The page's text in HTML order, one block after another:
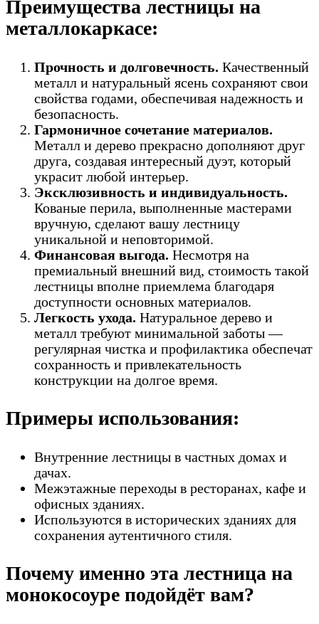
Преимущества лестницы на
металлокаркасе:
Прочность и долговечность. Качественный
металл и натуральный ясень сохраняют свои
свойства годами, обеспечивая надежность и
безопасность.
Гармоничное сочетание материалов.
Металл и дерево прекрасно дополняют друг
друга, создавая интересный дуэт, который
украсит любой интерьер.
Эксклюзивность и индивидуальность.
Кованые перила, выполненные мастерами
вручную, сделают вашу лестницу
уникальной и неповторимой.
Финансовая выгода. Несмотря на
премиальный внешний вид, стоимость такой
лестницы вполне приемлема благодаря
доступности основных материалов.
Легкость ухода. Натуральное дерево и
металл требуют минимальной заботы —
регулярная чистка и профилактика обеспечат
сохранность и привлекательность
конструкции на долгое время.
Примеры использования:
Внутренние лестницы в частных домах и
дачах.
Межэтажные переходы в ресторанах, кафе и
офисных зданиях.
Используются в исторических зданиях для
сохранения аутентичного стиля.
Почему именно эта лестница на
монокосоуре подойдёт вам?